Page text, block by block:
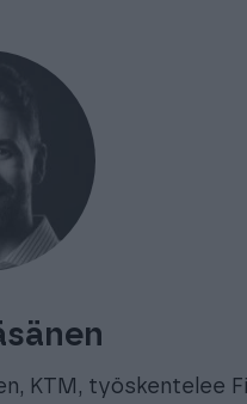
KTM, työskentelee